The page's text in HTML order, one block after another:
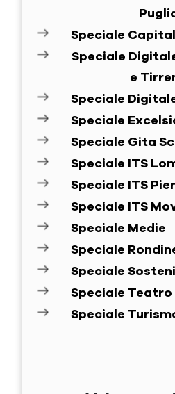
Speciale
Speciale
e
Speciale
Speciale
Speciale Gita
Speciale ITS
Speciale ITS
Speciale ITS
Speciale Medie
Speciale
Speciale
Speciale Teatro
Speciale